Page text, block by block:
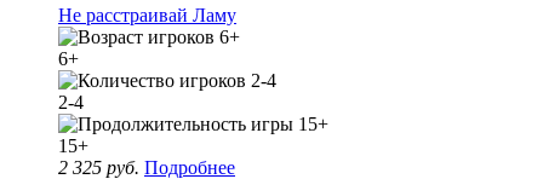
Не расстраивай Ламу
6+
2-4
15+
2 325 руб. Подробнее